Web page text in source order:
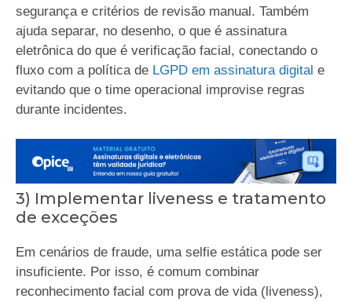
segurança e critérios de revisão manual. Também
ajuda separar, no desenho, o que é assinatura
eletrônica do que é verificação facial, conectando o
fluxo com a política de LGPD em assinatura digital e
evitando que o time operacional improvise regras
durante incidentes.
3) Implementar liveness e tratamento
de exceções
Em cenários de fraude, uma selfie estática pode ser
insuficiente. Por isso, é comum combinar
reconhecimento facial com prova de vida (liveness),